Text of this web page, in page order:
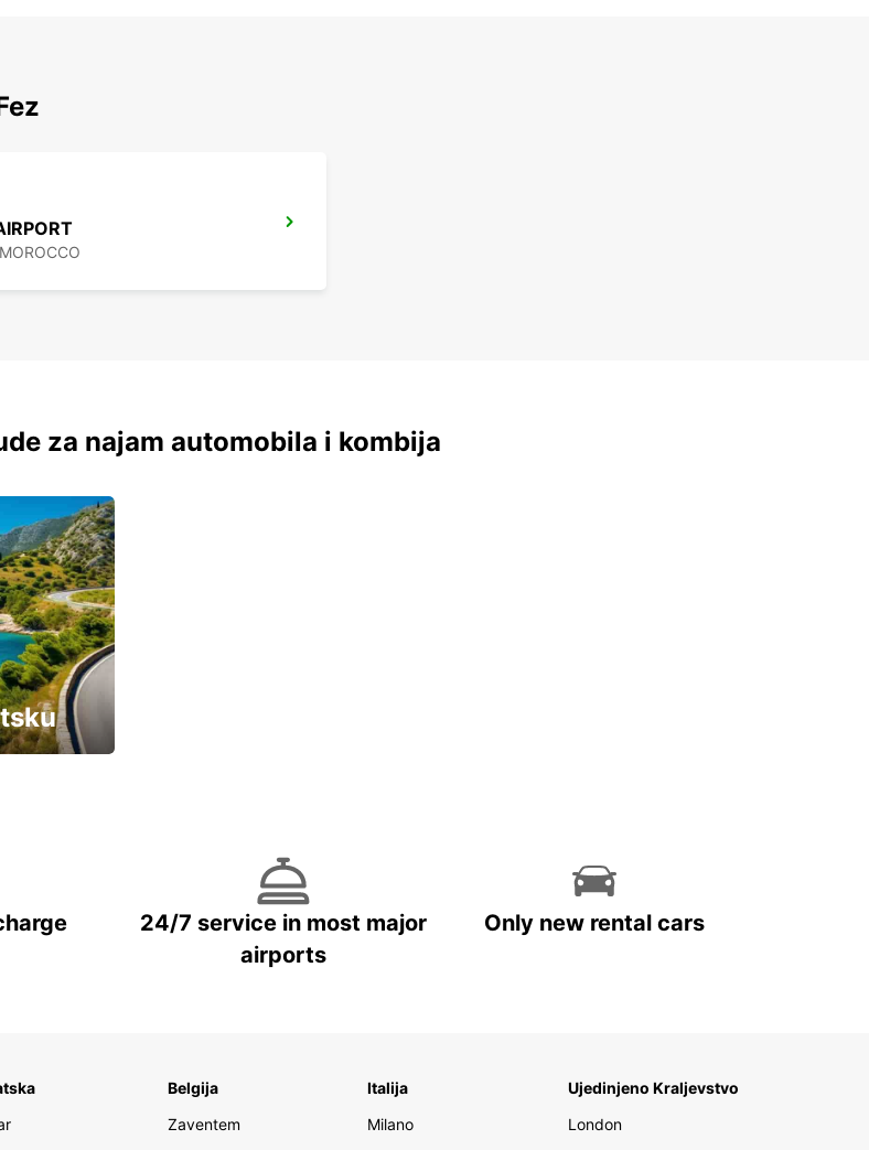
za najam automobila i kombija
24/7 service in most major
airports
Only new rental cars
Belgija
Zaventem
Italija
Milano
Ujedinjeno Kraljevstvo
London